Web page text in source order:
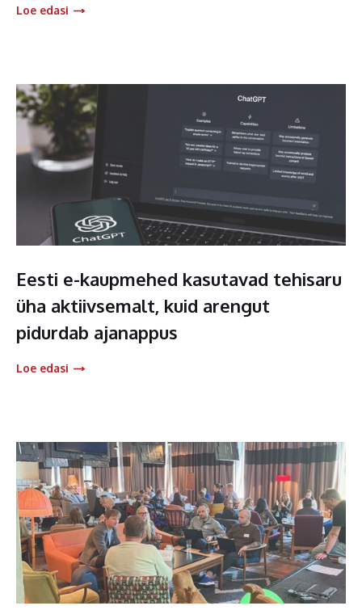
Loe edasi
Eesti e-kaupmehed kasutavad tehisaru
üha aktiivsemalt, kuid arengut
pidurdab ajanappus
Loe edasi